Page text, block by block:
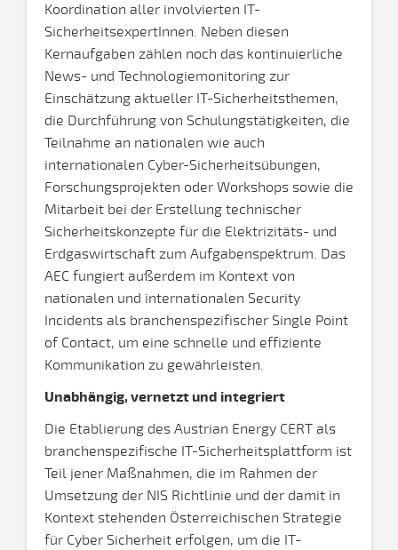
Koordination aller involvierten IT-
SicherheitsexpertInnen. Neben diesen
Kernaufgaben zählen noch das kontinuierliche
News- und Technologiemonitoring zur
Einschätzung aktueller IT-Sicherheitsthemen,
die Durchführung von Schulungstätigkeiten, die
Teilnahme an nationalen wie auch
internationalen Cyber-Sicherheitsübungen,
Forschungsprojekten oder Workshops sowie die
Mitarbeit bei der Erstellung technischer
Sicherheitskonzepte für die Elektrizitäts- und
Erdgaswirtschaft zum Aufgabenspektrum. Das
AEC fungiert außerdem im Kontext von
nationalen und internationalen Security
Incidents als branchenspezifischer Single Point
of Contact, um eine schnelle und effiziente
Kommunikation zu gewährleisten.
Unabhängig, vernetzt und integriert
Die Etablierung des Austrian Energy CERT als
branchenspezifische IT-Sicherheitsplattform ist
Teil jener Maßnahmen, die im Rahmen der
Umsetzung der NIS Richtlinie und der damit in
Kontext stehenden Österreichischen Strategie
für Cyber Sicherheit erfolgen, um die IT-